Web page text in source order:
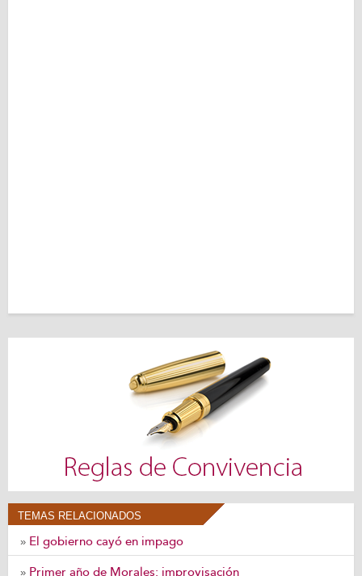
TEMAS RELACIONADOS
» El gobierno cayó en impago
» Primer año de Morales: improvisación